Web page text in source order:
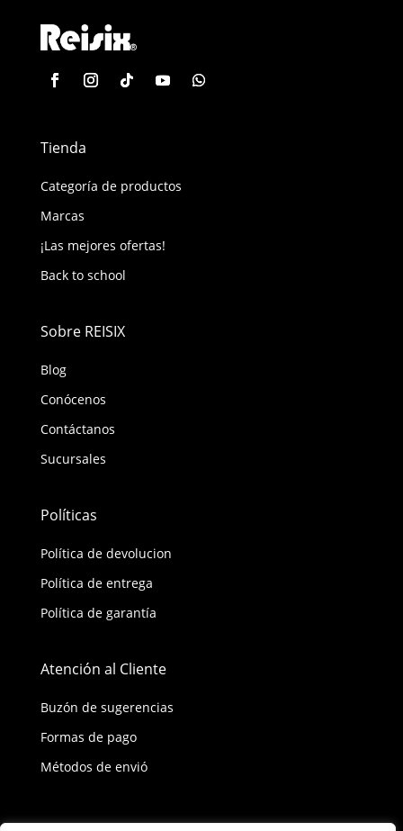
Tienda
Categoría de productos
Marcas
¡Las mejores ofertas!
Back to school
Sobre REISIX
Blog
Conócenos
Contáctanos
Sucursales
Políticas
Política de devolucion
Política de entrega
Política de garantía
Atención al Cliente
Buzón de sugerencias
Formas de pago
Métodos de envió